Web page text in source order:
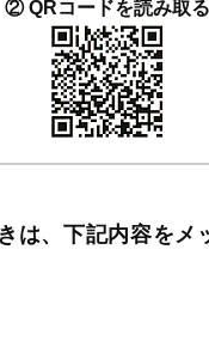
② QRコードを読み取る
は、下記内容をメ